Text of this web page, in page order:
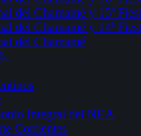
del Chamamé y 15ª
del Chamamé y 14ª
del Chamamé
Integral del NEA
Corrientes